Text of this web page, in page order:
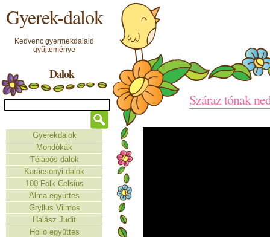
Gyerek-dalok
Kedvenc gyermekdalaid
gyűjteménye
Dalok
Gyerekdalok
Mondókák
Télapós dalok
Karácsonyi dalok
100 Folk Celsius
Alma együttes
Gryllus Vilmos
Halász Judit
Holló együttes
Száraz tónak